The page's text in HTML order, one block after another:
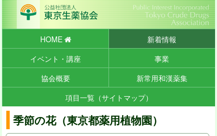
HOME
新着情報
イベント・講座
事業
協会概要
新常用和漢薬集
項目一覧（サイトマップ）
季節の花（東京都薬用植物園）